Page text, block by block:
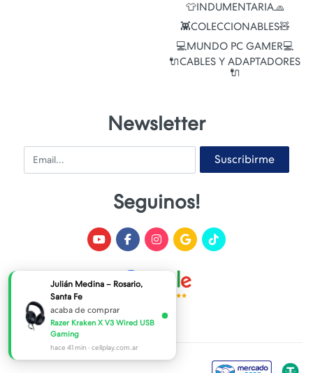
👕INDUMENTARIA🧢
👾COLECCIONABLES🧸
💻MUNDO PC GAMER💻
🔌CABLES Y ADAPTADORES
🔌
Newsletter
Email Suscribirme
Seguinos!